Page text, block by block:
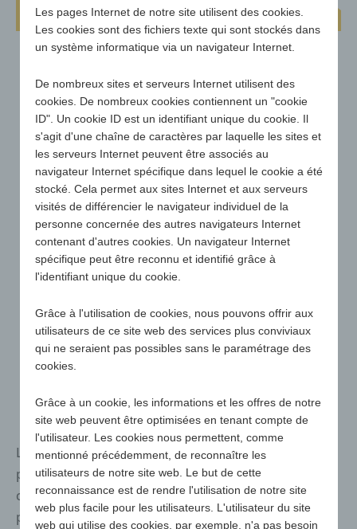
Coussin d'assise Budget Seat Rond
Les coussins de sièges sont des supports
publicitaires utiles pour les événements sportifs, les
concerts en plein air, le théâtre en plein air et bien
plus encore. Probablement le plus grand choix du
Les pages Internet de notre site utilisent des cookies.
Les cookies sont des fichiers texte qui sont stockés dans
un système informatique via un navigateur Internet.
De nombreux sites et serveurs Internet utilisent des
cookies. De nombreux cookies contiennent un "cookie
ID". Un cookie ID est un identifiant unique du cookie. Il
s'agit d'une chaîne de caractères par laquelle les sites et
les serveurs Internet peuvent être associés au
navigateur Internet spécifique dans lequel le cookie a été
stocké. Cela permet aux sites Internet et aux serveurs
visités de différencier le navigateur individuel de la
personne concernée des autres navigateurs Internet
contenant d'autres cookies. Un navigateur Internet
spécifique peut être reconnu et identifié grâce à
l'identifiant unique du cookie.
Grâce à l'utilisation de cookies, nous pouvons offrir aux
utilisateurs de ce site web des services plus conviviaux
qui ne seraient pas possibles sans le paramétrage des
cookies.
Grâce à un cookie, les informations et les offres de notre
site web peuvent être optimisées en tenant compte de
l'utilisateur. Les cookies nous permettent, comme
mentionné précédemment, de reconnaître les
utilisateurs de notre site web. Le but de cette
reconnaissance est de rendre l'utilisation de notre site
web plus facile pour les utilisateurs. L'utilisateur du site
web qui utilise des cookies, par exemple, n'a pas besoin